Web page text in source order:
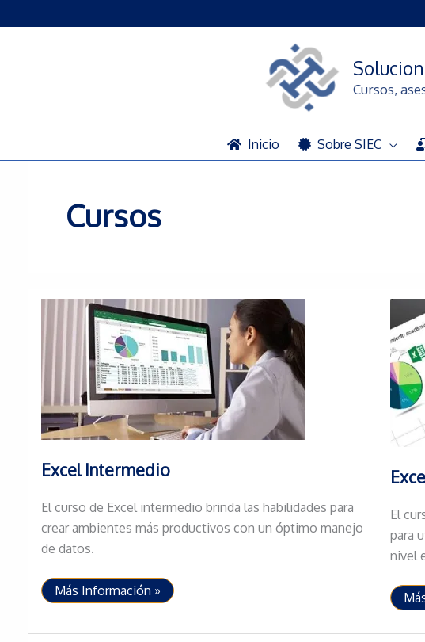
al
Cursos,
Inicio Sobre SIEC
Cursos
Excel Intermedio
El curso de Excel intermedio brinda las habilidades para
crear ambientes más productivos con un óptimo manejo
de datos.
Excel
Intermedio
Más Información »
El
para
nivel